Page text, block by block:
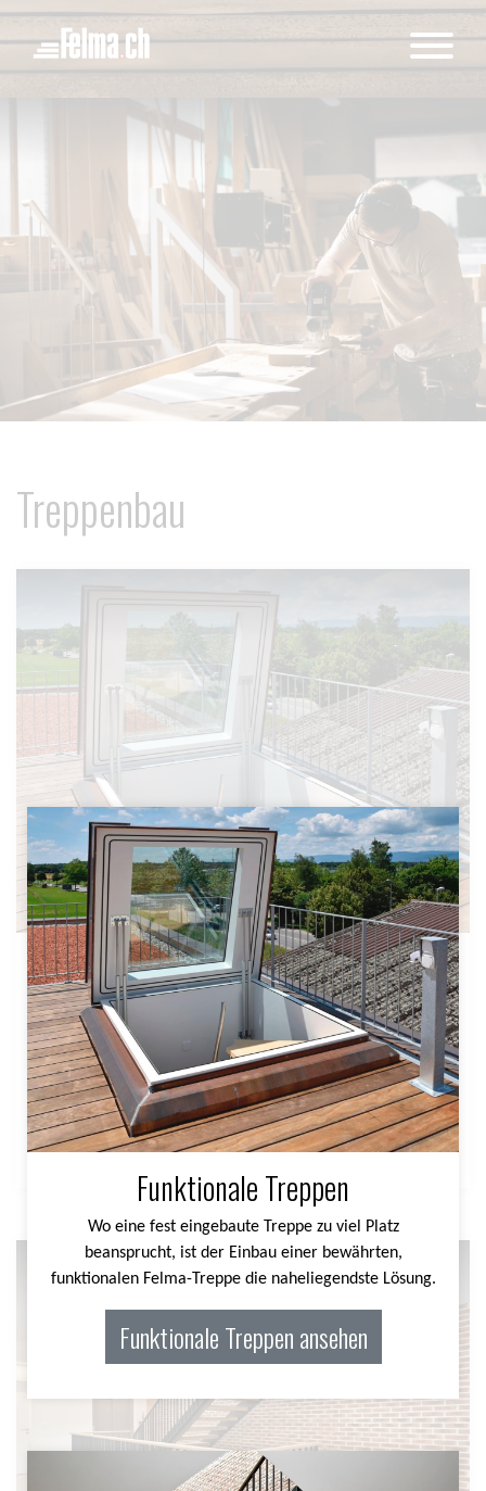
Treppenbau
Funktionale Treppen
Wo eine fest eingebaute Treppe zu viel Platz beansprucht,
ist der Einbau einer bewährten, funktionalen Felma-Treppe
die naheliegendste Lösung.
Funktionale Treppen ansehen
Funktionale Treppen
Wo eine fest eingebaute Treppe zu viel Platz
beansprucht, ist der Einbau einer bewährten,
funktionalen Felma-Treppe die naheliegendste Lösung.
Funktionale Treppen ansehen
Cookie-Einstellungen